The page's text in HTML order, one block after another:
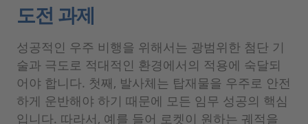
도전 과제
성공적인 우주 비행을 위해서는 광범위한 첨단 기
술과 극도로 적대적인 환경에서의 적용에 숙달되
어야 합니다. 첫째, 발사체는 탑재물을 우주로 안전
하게 운반해야 하기 때문에 모든 임무 성공의 핵심
입니다. 따라서, 예를 들어 로켓이 원하는 궤적을